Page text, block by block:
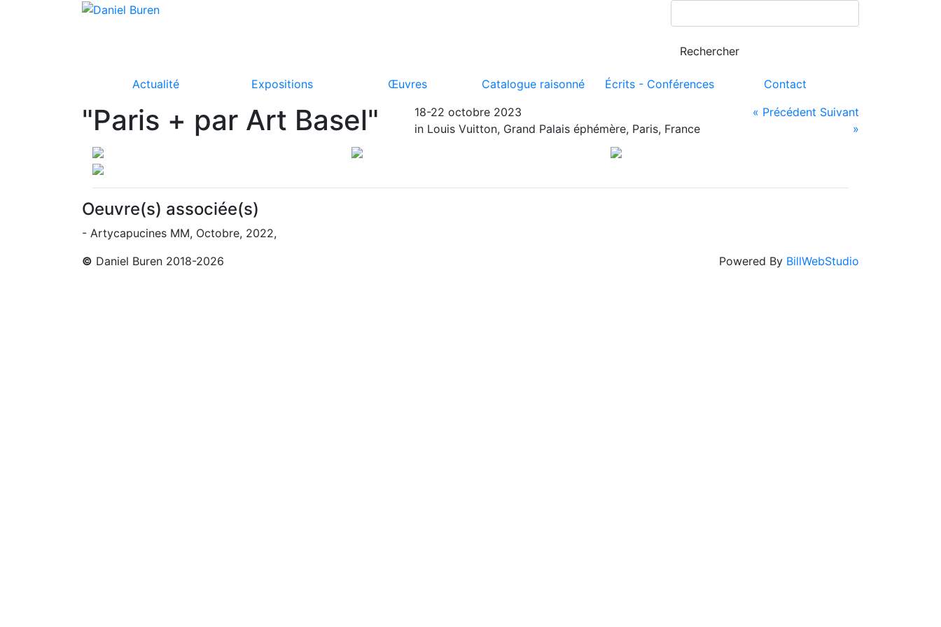
Actualité Expositions Œuvres Catalogue raisonné Écrits - Conférences Contact
"Paris + par Art Basel"
18-22 octobre 2023
in Louis Vuitton, Grand Palais éphémère, Paris, France
« Précédent Suivant
»
Oeuvre(s) associée(s)
- Artycapucines MM, Octobre, 2022,
© Daniel Buren 2018-2026 Powered By BillWebStudio